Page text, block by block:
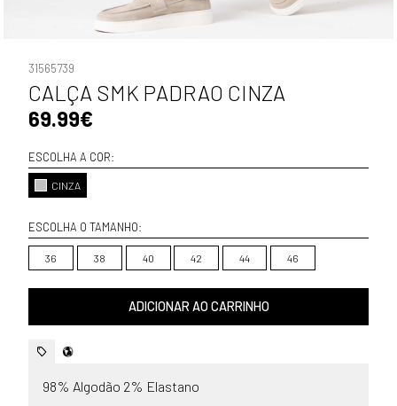
31565739
CALÇA SMK PADRAO CINZA
69.99€
ESCOLHA A COR:
CINZA
ESCOLHA O TAMANHO:
36 38 40 42 44 46
ADICIONAR AO CARRINHO
98% Algodão 2% Elastano